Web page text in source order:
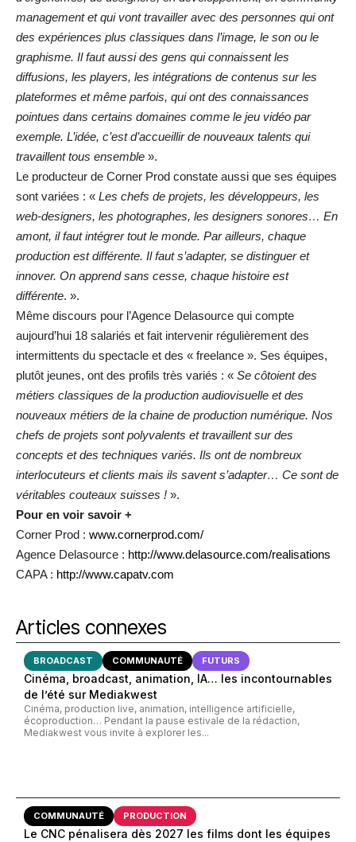
management et qui vont travailler avec des personnes qui ont
des expériences plus classiques dans l’image, le son ou le
graphisme. Il faut aussi des gens qui connaissent les
diffusions, les players, les intégrations de contenus sur les
plateformes et même parfois, qui ont des connaissances
pointues dans certains domaines comme le jeu vidéo par
exemple. L’idée, c’est d’accueillir de nouveaux talents qui
travaillent tous ensemble ».
Le producteur de Corner Prod constate aussi que ses équipes
sont variées : « Les chefs de projets, les développeurs, les
web-designers, les photographes, les designers sonores… En
amont, il faut intégrer tout le monde. Par ailleurs, chaque
production est différente. Il faut s’adapter, se distinguer et
innover. On apprend sans cesse, chaque histoire est
différente. ».
Même discours pour l’Agence Delasource qui compte
aujourd’hui 18 salariés et fait intervenir régulièrement des
intermittents du spectacle et des « freelance ». Ses équipes,
plutôt jeunes, ont des profils très variés : « Se côtoient des
métiers classiques de la production audiovisuelle et des
nouveaux métiers de la chaine de production numérique. Nos
chefs de projets sont polyvalents et travaillent sur des
concepts et des techniques variés. Ils ont de nombreux
interlocuteurs et clients mais ils savent s’adapter… Ce sont de
véritables couteaux suisses ! ».
Pour en voir savoir +
Corner Prod : www.cornerprod.com/
Agence Delasource : http://www.delasource.com/realisations
CAPA : http://www.capatv.com
Articles connexes
BROADCAST COMMUNAUTÉ FUTURS
Cinéma, broadcast, animation, IA… les incontournables
de l’été sur Mediakwest
Cinéma, production live, animation, intelligence artificielle,
écoproduction… Pendant la pause estivale de la rédaction,
Mediakwest vous invite à explorer les...
COMMUNAUTÉ PRODUCTION
Le CNC pénalisera dès 2027 les films dont les équipes